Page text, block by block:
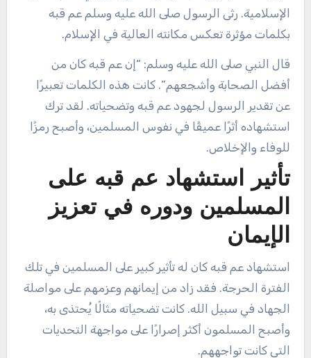
الإسلامية. رثى الرسول صلى الله عليه وسلم عم قبه
بكلمات مؤثرة تعكس مكانته العالية في الإسلام.
قال النبي صلى الله عليه وسلم: “إن عم قبه كان من
أفضل الصحابة وأشجعهم”. كانت هذه الكلمات تعبيرًا
عن تقدير الرسول لجهود عم قبه وتضحياته. لقد ترك
استشهاده أثرًا عميقًا في نفوس المسلمين، وأصبح رمزًا
للوفاء والإخلاص.
تأثير استشهاد عم قبه على
المسلمين ودوره في تعزيز
الإيمان
استشهاد عم قبه كان له تأثير كبير على المسلمين في تلك
الفترة الحرجة. فقد زاد من إيمانهم وعزمهم على مواصلة
الجهاد في سبيل الله. كانت تضحياته مثالًا يُحتذى به،
وأصبح المسلمون أكثر إصرارًا على مواجهة التحديات
التي كانت تواجههم.